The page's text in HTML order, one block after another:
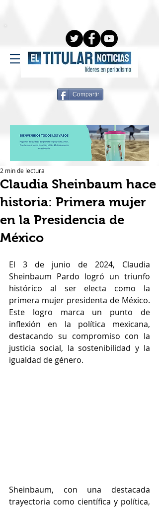
Compartir
Claudia Sheinbaum hace
historia: Primera mujer
en la Presidencia de
México
2 min de lectura
El 3 de junio de 2024, Claudia
Sheinbaum Pardo logró un triunfo
histórico al ser electa como la
primera mujer presidenta de México.
Este logro marca un punto de
inflexión en la política mexicana,
destacando su compromiso con la
justicia social, la sostenibilidad y la
igualdad de género.
Sheinbaum, con una destacada
trayectoria como científica y política,